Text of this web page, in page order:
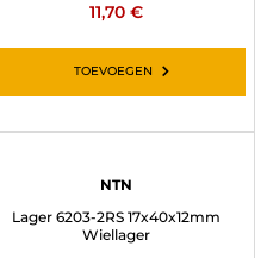
11,70 €
TOEVOEGEN
NTN
Lager 6203-2RS 17x40x12mm
Wiellager